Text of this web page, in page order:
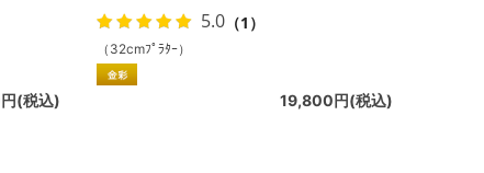
(税込)
5.0 （1）
（32cmﾌﾟﾗﾀｰ）
19,800円(税込)